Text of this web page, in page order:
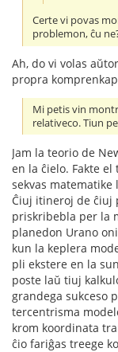
Certe vi povas
problemon, ĉu
Ah, do vi volas
propra
Mi petis vin
relativeco. Tiun
Jam la teorio de
en la ĉielo. Fakte
sekvas
Ĉiuj itineroj de ĉiuj
priskribebla per la
planedon Urano
kun la keplera
pli ekstere en la
poste laŭ tiuj
grandega sukceso
tercentrisma
krom koordinata
ĉio fariĝas treege